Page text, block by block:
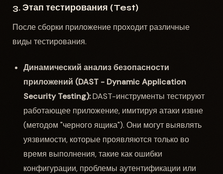
3. Этап тестирования (Test)
После сборки приложение проходит различные
виды тестирования.
Динамический анализ безопасности
приложений (DAST - Dynamic Application
Security Testing):DAST-инструменты тестируют
работающее приложение, имитируя атаки извне
(методом "черного ящика"). Они могут выявлять
уязвимости, которые проявляются только во
время выполнения, такие как ошибки
конфигурации, проблемы аутентификации или